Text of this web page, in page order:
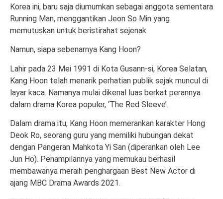
Korea ini, baru saja diumumkan sebagai anggota sementara
Running Man, menggantikan Jeon So Min yang
memutuskan untuk beristirahat sejenak.
Namun, siapa sebenarnya Kang Hoon?
Lahir pada 23 Mei 1991 di Kota Gusann-si, Korea Selatan,
Kang Hoon telah menarik perhatian publik sejak muncul di
layar kaca. Namanya mulai dikenal luas berkat perannya
dalam drama Korea populer, ‘The Red Sleeve’.
Dalam drama itu, Kang Hoon memerankan karakter Hong
Deok Ro, seorang guru yang memiliki hubungan dekat
dengan Pangeran Mahkota Yi San (diperankan oleh Lee
Jun Ho). Penampilannya yang memukau berhasil
membawanya meraih penghargaan Best New Actor di
ajang MBC Drama Awards 2021.